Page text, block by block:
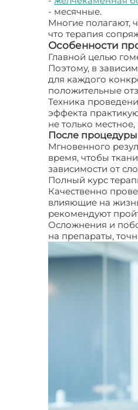
- месячные.
Многие полагают,
что терапия
Особенности
Главной целью
Поэтому, в
для каждого
положительные
Техника
эффекта
не только
После процедуры
Мгновенного
время, чтобы
зависимости от
Полный курс
Качественно
влияющие на
рекомендуют
Осложнения и
на препараты,